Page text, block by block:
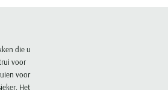
die u
voor
voor
Het